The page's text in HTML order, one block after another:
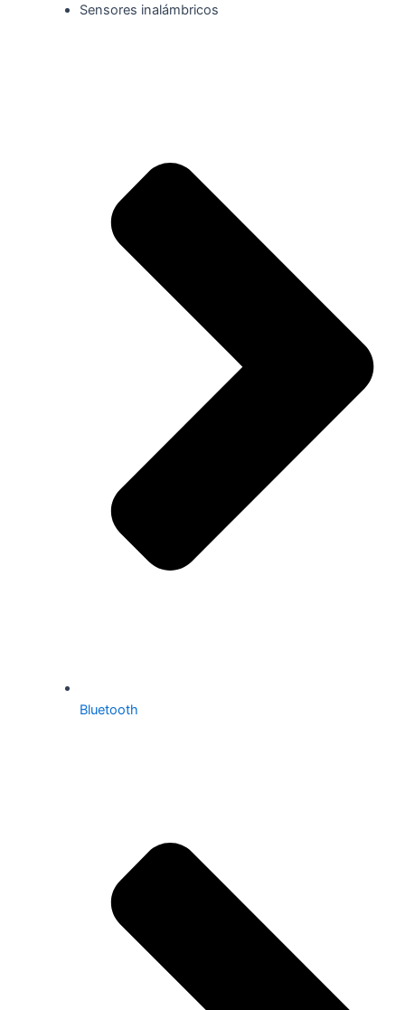
Sensores inalámbricos
Bluetooth